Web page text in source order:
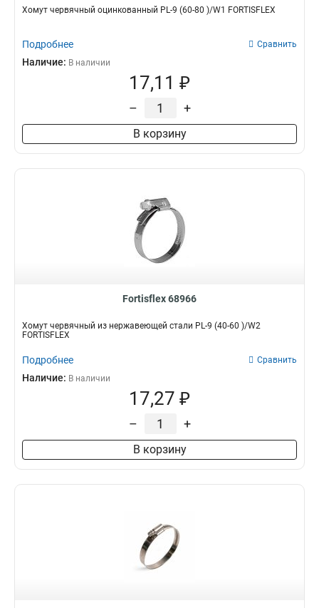
Хомут червячный оцинкованный PL-9 (60-80 )/W1 FORTISFLEX
Подробнее Сравнить
Наличие: В наличии
17,11 ₽
– +
В корзину
Fortisflex 68966
Хомут червячный из нержавеющей стали PL-9 (40-60 )/W2
FORTISFLEX
Подробнее Сравнить
Наличие: В наличии
17,27 ₽
– +
В корзину